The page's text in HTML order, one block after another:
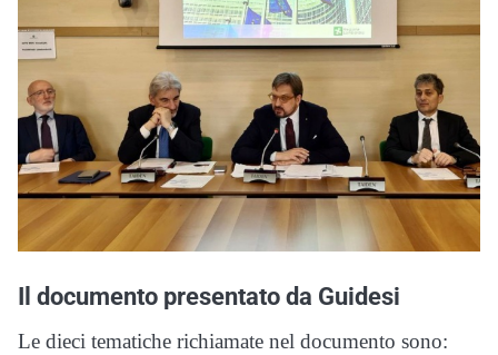
Il documento presentato da Guidesi
Le dieci tematiche richiamate nel documento sono: